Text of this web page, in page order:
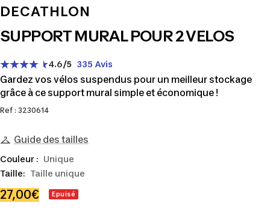
DECATHLON
SUPPORT MURAL POUR 2 VELOS
4.6/5 335 Avis
Gardez vos vélos suspendus pour un meilleur stockage
grâce à ce support mural simple et économique !
Ref : 3230614
Guide des tailles
Taille: Taille unique
Couleur : Unique
Prix
27,00€ Epuisé